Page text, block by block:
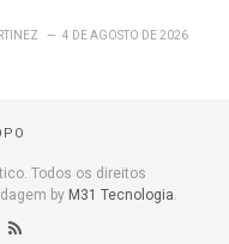
4 DE AGOSTO DE 2026
Todos os direitos
by M31 Tecnologia.